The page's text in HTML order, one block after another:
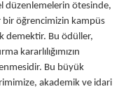
düzenlemelerin ötesinde,
bir öğrencimizin kampüs
demektir. Bu ödüller,
kararlılığımızın
Bu büyük
akademik ve idari